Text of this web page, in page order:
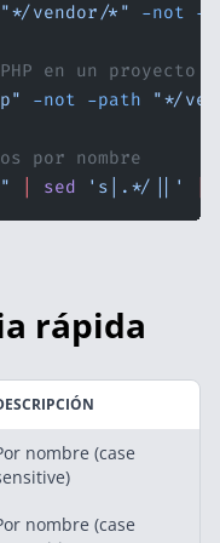
"*/vendor/*" -not -
en un proyecto
-not -path "*/
por nombre
sed 's|.*/||'
rápida
nombre (case
nombre (case